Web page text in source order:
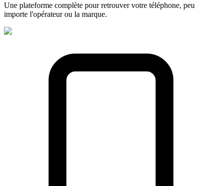
Une plateforme complète pour retrouver votre téléphone, peu
importe l'opérateur ou la marque.